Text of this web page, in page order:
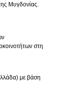
Μυγδονίας.
με βάση